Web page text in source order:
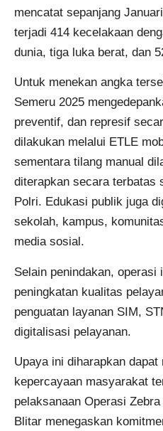
mencatat sepanjang
terjadi 414 kecelakaan
dunia, tiga luka berat, dan
Untuk menekan angka
Semeru 2025
preventif, dan represif
dilakukan melalui ETLE
sementara tilang manual
diterapkan secara terbatas
Polri. Edukasi publik juga
sekolah, kampus,
media sosial.
Selain penindakan, operasi
peningkatan kualitas
penguatan layanan SIM,
digitalisasi pelayanan.
Upaya ini diharapkan dapat
kepercayaan masyarakat
pelaksanaan Operasi
Blitar menegaskan